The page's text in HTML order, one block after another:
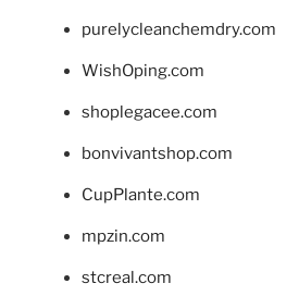
purelycleanchemdry.com
WishOping.com
shoplegacee.com
bonvivantshop.com
CupPlante.com
mpzin.com
stcreal.com